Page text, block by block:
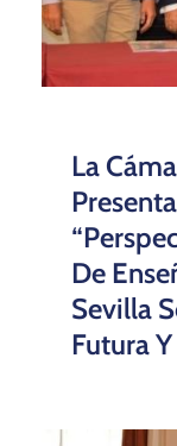
La
De
Sevilla
Futura